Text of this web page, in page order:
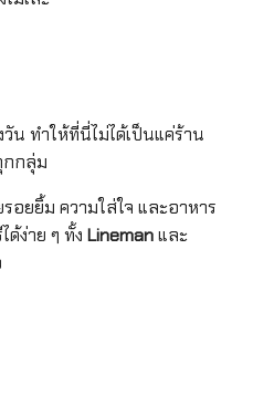
ทำให้ที่นี่ไม่ได้เป็นแค่ร้าน
กกลุ่ม
ยยิ้ม ความใส่ใจ และอาหาร
ง่าย ๆ ทั้ง Linemanและ